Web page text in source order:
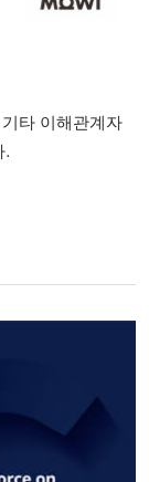
타 이해관계자
.